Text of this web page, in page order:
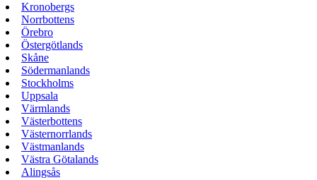
Kronobergs
Norrbottens
Örebro
Östergötlands
Skåne
Södermanlands
Stockholms
Uppsala
Värmlands
Västerbottens
Västernorrlands
Västmanlands
Västra Götalands
Alingsås